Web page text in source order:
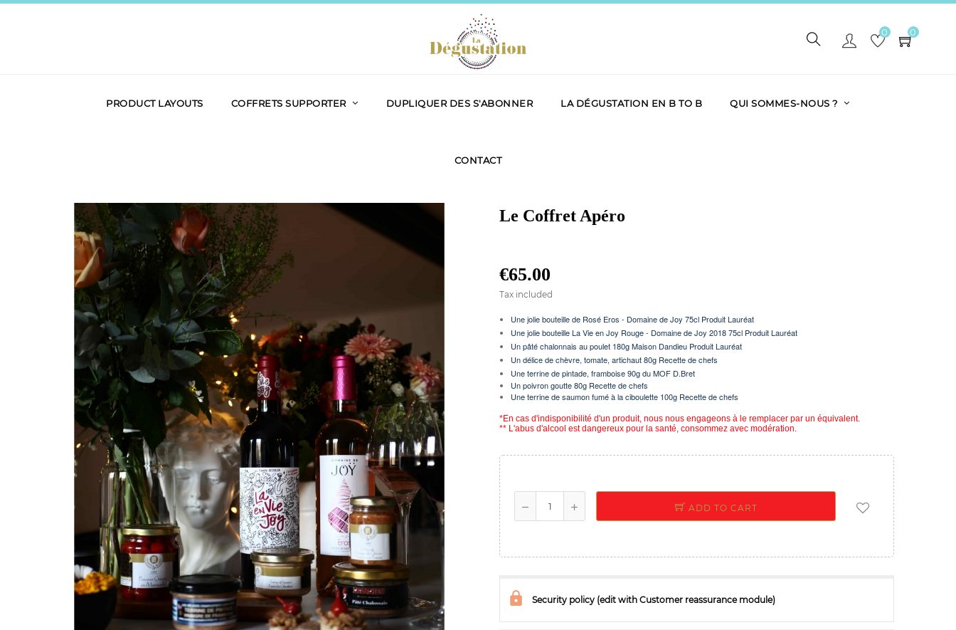
0 0
PRODUCT LAYOUTS COFFRETS SUPPORTER DUPLIQUER DES S'ABONNER LA DÉGUSTATION EN B TO B QUI SOMMES-NOUS ?
CONTACT
Le Coffret Apéro
€65.00
Tax included
Une jolie bouteille de Rosé Eros - Domaine de Joy 75cl Produit Lauréat
Une jolie bouteille La Vie en Joy Rouge - Domaine de Joy 2018 75cl Produit Lauréat
Un pâté chalonnais au poulet 180g Maison Dandieu Produit Lauréat
Un délice de chèvre, tomate, artichaut 80g Recette de chefs
Une terrine de pintade, framboise 90g du MOF D.Bret
Un poivron goutte 80g Recette de chefs
Une terrine de saumon fumé à la ciboulette 100g Recette de chefs
*En cas d'indisponibilité d'un produit, nous nous engageons à le remplacer par un équivalent.
** L'abus d'alcool est dangereux pour la santé, consommez avec modération.
ADD TO CART
Security policy (edit with Customer reassurance module)